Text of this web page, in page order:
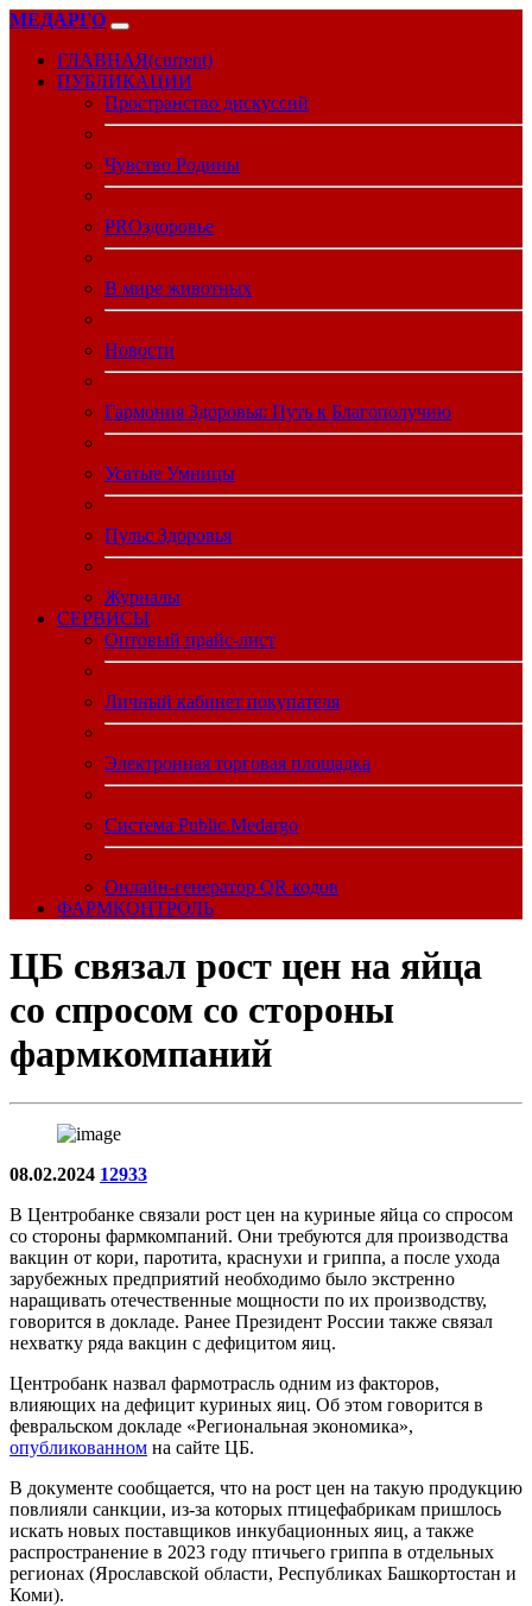
МЕДАРГО
ГЛАВНАЯ(current)
ПУБЛИКАЦИИ
Пространство дискуссий
Чувство Родины
PROздоровье
В мире животных
Новости
Гармония Здоровья: Путь к Благополучию
Усатые Умницы
Пульс Здоровья
Журналы
CЕРВИСЫ
Оптовый прайс-лист
Личный кабинет покупателя
Электронная торговая площадка
Система Public.Medargo
Онлайн-генератор QR кодов
ФАРМКОНТРОЛЬ
ЦБ связал рост цен на яйца
со спросом со стороны
фармкомпаний
08.02.2024 12933
В Центробанке связали рост цен на куриные яйца со спросом
со стороны фармкомпаний. Они требуются для производства
вакцин от кори, паротита, краснухи и гриппа, а после ухода
зарубежных предприятий необходимо было экстренно
наращивать отечественные мощности по их производству,
говорится в докладе. Ранее Президент России также связал
нехватку ряда вакцин с дефицитом яиц.
Центробанк назвал фармотрасль одним из факторов,
влияющих на дефицит куриных яиц. Об этом говорится в
февральском докладе «Региональная экономика»,
опубликованном на сайте ЦБ.
В документе сообщается, что на рост цен на такую продукцию
повлияли санкции, из-за которых птицефабрикам пришлось
искать новых поставщиков инкубационных яиц, а также
распространение в 2023 году птичьего гриппа в отдельных
регионах (Ярославской области, Республиках Башкортостан и
Коми).